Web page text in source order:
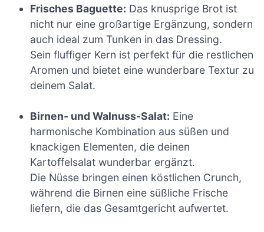
Frisches Baguette: Das knusprige Brot ist
nicht nur eine großartige Ergänzung, sondern
auch ideal zum Tunken in das Dressing.
Sein fluffiger Kern ist perfekt für die restlichen
Aromen und bietet eine wunderbare Textur zu
deinem Salat.
Birnen- und Walnuss-Salat: Eine
harmonische Kombination aus süßen und
knackigen Elementen, die deinen
Kartoffelsalat wunderbar ergänzt.
Die Nüsse bringen einen köstlichen Crunch,
während die Birnen eine süßliche Frische
liefern, die das Gesamtgericht aufwertet.